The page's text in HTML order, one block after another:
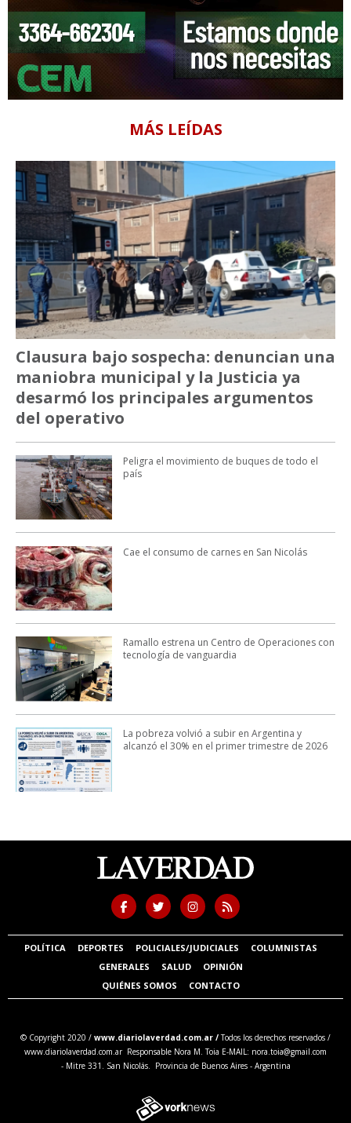
MÁS LEÍDAS
Clausura bajo sospecha: denuncian una
maniobra municipal y la Justicia ya
desarmó los principales argumentos
del operativo
Peligra el movimiento de buques de todo el
país
Cae el consumo de carnes en San Nicolás
Ramallo estrena un Centro de Operaciones con
tecnología de vanguardia
La pobreza volvió a subir en Argentina y
alcanzó el 30% en el primer trimestre de 2026
POLÍTICA DEPORTES POLICIALES/JUDICIALES
COLUMNISTAS
GENERALES
SALUD
OPINIÓN
QUIÉNES SOMOS
CONTACTO
© Copyright 2020 / www.diariolaverdad.com.ar /Todos los derechos reservados /
www.diariolaverdad.com.ar Responsable Nora M. Toia E-MAIL: nora.toia@gmail.com
- Mitre 331. San Nicolás. Provincia de Buenos Aires - Argentina